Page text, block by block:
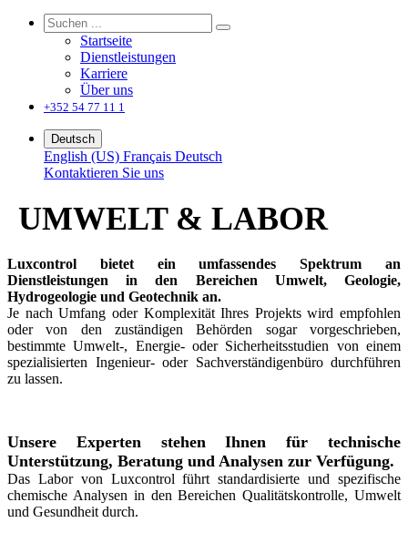
Startseite
Dienstleistungen
Karriere
Über uns
+352 54 77 11 1
Deutsch
English (US) Français Deutsch
Kontaktieren Sie uns
UMWELT & LABOR
Luxcontrol bietet ein umfassendes Spektrum an
Dienstleistungen in den Bereichen Umwelt, Geologie,
Hydrogeologie und Geotechnik an.
Je nach Umfang oder Komplexität Ihres Projekts wird empfohlen
oder von den zuständigen Behörden sogar vorgeschrieben,
bestimmte Umwelt-, Energie- oder Sicherheitsstudien von einem
spezialisierten Ingenieur- oder Sachverständigenbüro durchführen
zu lassen.
Unsere Experten stehen Ihnen für technische
Unterstützung, Beratung und Analysen zur Verfügung.​
Das Labor von Luxcontrol führt standardisierte und spezifische
chemische Analysen in den Bereichen Qualitätskontrolle, Umwelt
und Gesundheit durch.